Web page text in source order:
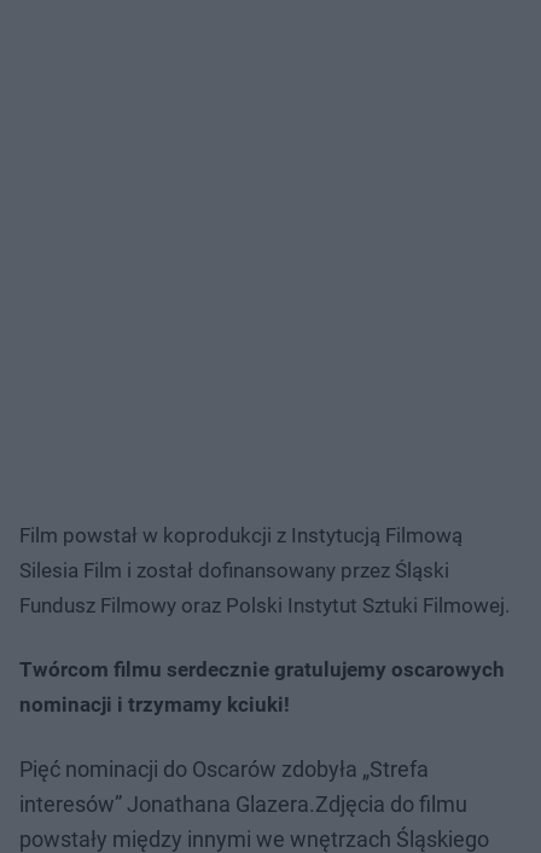
Film powstał w koprodukcji z Instytucją Filmową
Silesia Film i został dofinansowany przez Śląski
Fundusz Filmowy oraz Polski Instytut Sztuki Filmowej.
Twórcom filmu serdecznie gratulujemy oscarowych
nominacji i trzymamy kciuki!
Pięć nominacji do Oscarów zdobyła „Strefa
interesów” Jonathana Glazera.Zdjęcia do filmu
powstały między innymi we wnętrzach Śląskiego